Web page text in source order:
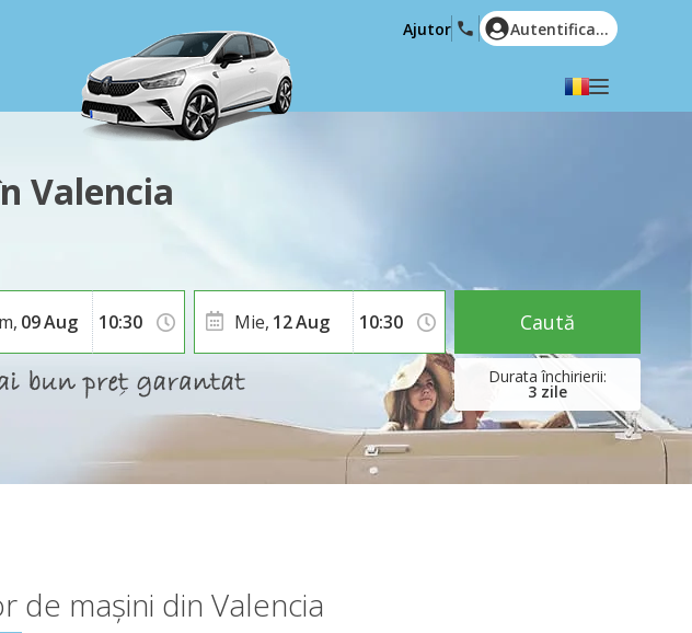
English (US)
Polski
Română
Ελληνικά
Hrvatski
العربية
Ajutor Autentificare
Valencia
09Aug
3 zile
Mie, 12Aug Caută
de mașini din Valencia